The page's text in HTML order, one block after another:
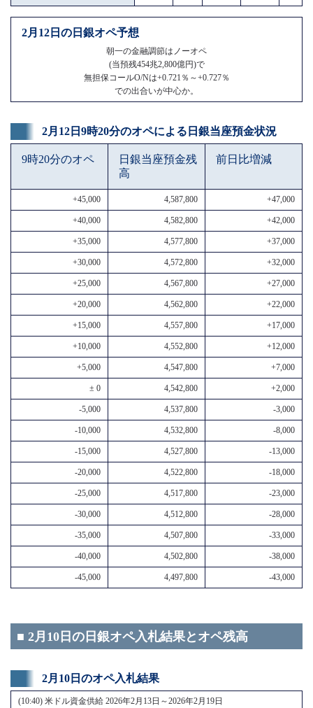
2月12日の日銀オペ予想
朝一の金融調節はノーオペ
(当預残454兆2,800億円)で
無担保コールO/Nは+0.721％～+0.727％
での出合いが中心か。
2月12日9時20分のオペによる日銀当座預金状況
9時20分のオペ
日銀当座預金残
高
前日比増減
+45,000 4,587,800 +47,000
+40,000 4,582,800 +42,000
+35,000 4,577,800 +37,000
+30,000 4,572,800 +32,000
+25,000 4,567,800 +27,000
+20,000 4,562,800 +22,000
+15,000 4,557,800 +17,000
+10,000 4,552,800 +12,000
+5,000 4,547,800 +7,000
± 0 4,542,800 +2,000
-5,000 4,537,800 -3,000
-10,000 4,532,800 -8,000
-15,000 4,527,800 -13,000
-20,000 4,522,800 -18,000
-25,000 4,517,800 -23,000
-30,000 4,512,800 -28,000
-35,000 4,507,800 -33,000
-40,000 4,502,800 -38,000
-45,000 4,497,800 -43,000
■ 2月10日の日銀オペ入札結果とオペ残高
2月10日のオペ入札結果
(10:40) 米ドル資金供給 2026年2月13日～2026年2月19日